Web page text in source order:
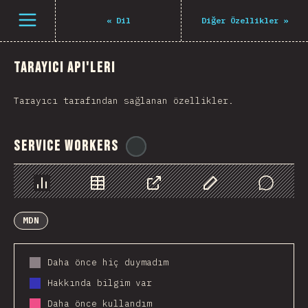
Open menu « Dil Diğer Özellikler »
Tarayıcı API'leri
Tarayıcı tarafından sağlanan özellikler.
Service Workers
Chart Data Share Customize Data
Comments
MDN
Daha önce hiç duymadım
Hakkında bilgim var
Daha önce kullandım
Navigated to The State of JS 2021